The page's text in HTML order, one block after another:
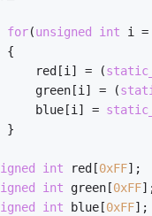
for(unsigned int i =
		{
			red[i] = (
			green[i] = (
			blue[i] =
int red[0xFF];
int green[0xFF
int blue[0xFF